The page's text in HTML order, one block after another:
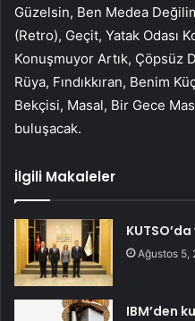
Güzelsin, Ben Medea
(Retro), Geçit, Yatak Odası
Konuşmuyor Artık, Çöpsüz
Rüya, Fındıkkıran, Benim
Bekçisi, Masal, Bir Gece
buluşacak.
İlgili Makaleler
Ağustos 5,
IBM’den